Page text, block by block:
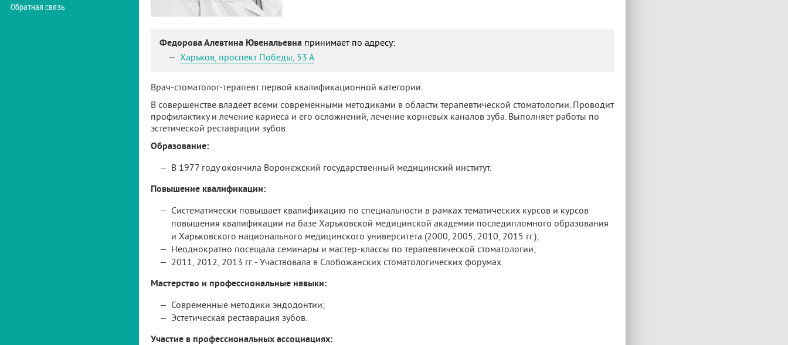
Обратная связь
Федорова Алевтина Ювенальевна принимает по адресу:
Харьков, проспект Победы, 53 А
Врач-стоматолог-терапевт первой квалификационной категории.
В совершенстве владеет всеми современными методиками в области терапевтической стоматологии. Проводит
профилактику и лечение кариеса и его осложнений, лечение корневых каналов зуба. Выполняет работы по
эстетической реставрации зубов.
Образование:
В 1977 году окончила Воронежский государственный медицинский институт.
Повышение квалификации:
Систематически повышает квалификацию по специальности в рамках тематических курсов и курсов
повышения квалификации на базе Харьковской медицинской академии последипломного образования
и Харьковского национального медицинского университета (2000, 2005, 2010, 2015 гг.);
Неоднократно посещала семинары и мастер-классы по терапевтической стоматологии;
2011, 2012, 2013 гг. - Участвовала в Слобожанских стоматологических форумах.
Мастерство и профессиональные навыки:
Современные методики эндодонтии;
Эстетическая реставрация зубов.
Участие в профессиональных ассоциациях: